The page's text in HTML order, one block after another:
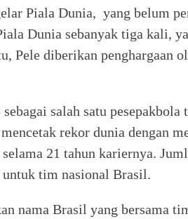
Piala Dunia, yang belum
Dunia sebanyak tiga kali,
Pele diberikan penghargaan
salah satu
rekor dunia dengan
21 tahun kariernya.
untuk tim nasional Brasil.
nama Brasil yang bersama